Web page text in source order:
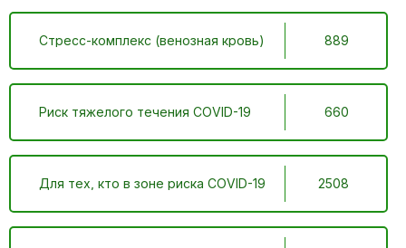
Стресс-комплекс (венозная кровь) 889
Риск тяжелого течения COVID-19 660
Для тех, кто в зоне риска COVID-19 2508